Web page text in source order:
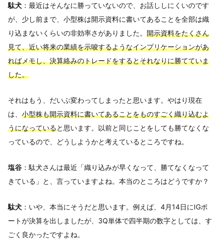
駄犬 ：最近はそんなに勝っていないので、お話ししにくいのです
が、少し前まで、小型株は開示資料に書いてあることを全部は織
り込まないくらいの非効率さがありました。 開示資料をたくさん
見て、近い将来の業績を示唆するようなインプリケーションがあ
ればメモし、決算絡みのトレードをするとそれなりに勝てていま
した。
それはもう、だいぶ変わってしまったと思います。やはり現在
は、 小型株も開示資料に書いてあることをものすごく織り込むよ
うになっていると思います。以前と同じことをしても勝てなくな
っているので、どうしようかと考えているところですね。
塩谷 ：駄犬さんは最近「織り込みが早くなって、勝てなくなって
きている」と、言っていますよね。本当のところはどうですか？
駄犬 ：いや、本当にそうだと思います。例えば、4月14日にIGポ
ートが決算を出しましたが、3Q単体で四半期の数字としては、す
ごく良かったですよね。